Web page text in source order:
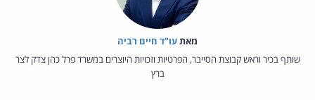
מאת‏עו"ד חיים רביה
שותף בכיר וראש קבוצת הסייבר, הפרטיות וזכויות היוצרים במשרד פרל כהן צדק לצר
ברץ